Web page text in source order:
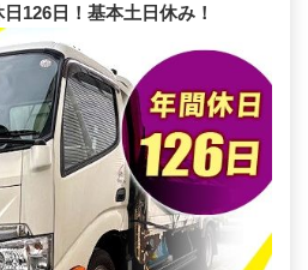
126日！基本土日休み！